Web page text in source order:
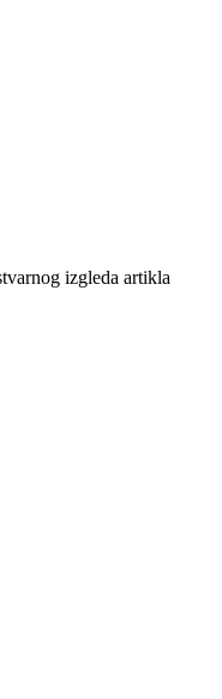
izgleda artikla